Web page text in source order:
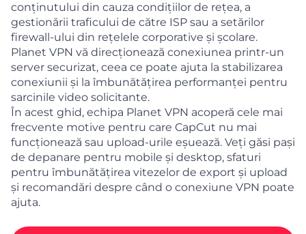
conținutului din cauza condițiilor de rețea, a
gestionării traficului de către ISP sau a setărilor
firewall-ului din rețelele corporative și școlare.
Planet VPN vă direcționează conexiunea printr-un
server securizat, ceea ce poate ajuta la stabilizarea
conexiunii și la îmbunătățirea performanței pentru
sarcinile video solicitante.
În acest ghid, echipa Planet VPN acoperă cele mai
frecvente motive pentru care CapCut nu mai
funcționează sau upload-urile eșuează. Veți găsi pași
de depanare pentru mobile și desktop, sfaturi
pentru îmbunătățirea vitezelor de export și upload
și recomandări despre când o conexiune VPN poate
ajuta.